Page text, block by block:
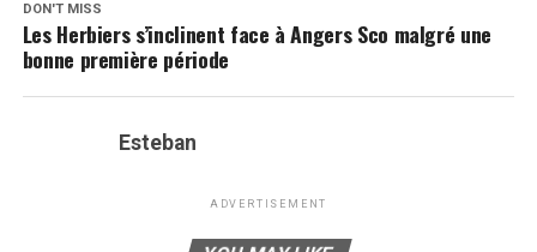
DON'T MISS
Les Herbiers s’inclinent face à Angers Sco malgré une
bonne première période
Esteban
ADVERTISEMENT